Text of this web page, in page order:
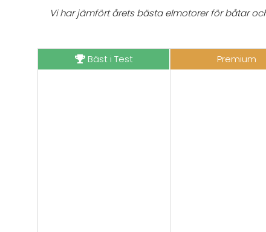
Vi har jämfört årets bästa elmotorer för båtar
Bäst i Test Premium